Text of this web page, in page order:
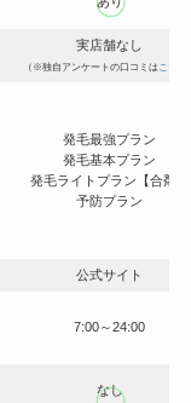
実店舗なし
（※独自アンケートの口コミは こちら
発毛最強プラン
発毛基本プラン
発毛ライトプラン【合剤】
予防プラン
公式サイト
7:00～24:00
なし